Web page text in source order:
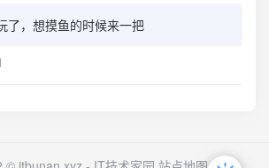
了，想摸鱼的时候来一把